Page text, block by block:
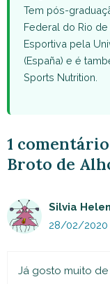
Tem pós-
Federal do Rio
Esportiva pela
(España) e é
Sports Nutrition.
1
Broto de
Silvia
28/02/2020
Já gosto muito